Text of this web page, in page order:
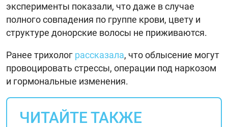
эксперименты показали, что даже в случае
полного совпадения по группе крови, цвету и
структуре донорские волосы не приживаются.
Ранее трихолог рассказала, что облысение могут
провоцировать стрессы, операции под наркозом
и гормональные изменения.
ЧИТАЙТЕ ТАКЖЕ